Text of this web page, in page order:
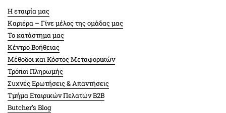
Η εταιρία μας
Καριέρα – Γίνε μέλος της ομάδας μας
Το κατάστημα μας
Κέντρο Βοήθειας
Μέθοδοι και Κόστος Μεταφορικών
Τρόποι Πληρωμής
Συχνές Ερωτήσεις & Απαντήσεις
Τμήμα Εταιρικών Πελατών Β2Β
Butcher's Blog